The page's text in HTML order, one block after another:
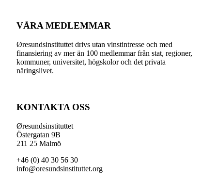
VÅRA MEDLEMMAR
Øresundsinstituttet drivs utan vinst­intresse och med
finansiering av mer än 100 medlemmar från stat, regioner,
kommuner, universitet, högskolor och det privata
näringslivet.
KONTAKTA OSS
Øresundsinstituttet
Östergatan 9B
211 25 Malmö
+46 (0) 40 30 56 30
info@oresundsinstituttet.org